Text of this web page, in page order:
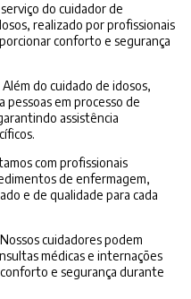
realizado por profissionais
conforto e segurança
em processo de
assistência
de enfermagem,
e de qualidade para cada
médicas e internações
e segurança durante